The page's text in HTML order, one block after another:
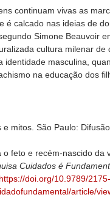
continuam vivas as
é calcado nas ideias de
Simone Beauvoir
cultura milenar
identidade masculina,
na educação dos
mitos. São Paulo:
o feto e recém-nascido da
Cuidados é
https://doi.org/10.9789/
article/